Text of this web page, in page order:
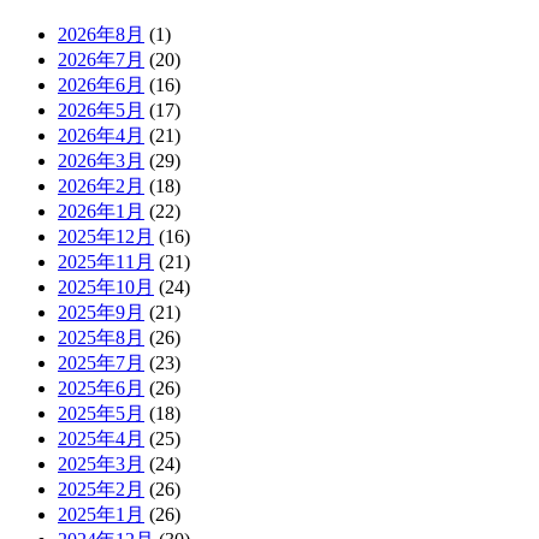
2026年8月 (1)
2026年7月 (20)
2026年6月 (16)
2026年5月 (17)
2026年4月 (21)
2026年3月 (29)
2026年2月 (18)
2026年1月 (22)
2025年12月 (16)
2025年11月 (21)
2025年10月 (24)
2025年9月 (21)
2025年8月 (26)
2025年7月 (23)
2025年6月 (26)
2025年5月 (18)
2025年4月 (25)
2025年3月 (24)
2025年2月 (26)
2025年1月 (26)